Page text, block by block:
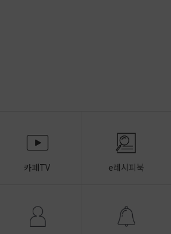
카페TV e레시피북